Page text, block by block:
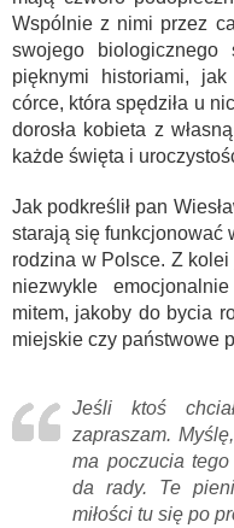
Wspólnie z nimi przez
swojego
pięknymi historiami,
córce, która spędziła u
dorosła kobieta z
każde święta i
Jak podkreślił pan
starają się funkcjonować
rodzina w Polsce. Z
niezwykle
mitem, jakoby do bycia
miejskie czy państwowe
Jeśli ktoś
zapraszam.
ma poczucia
da rady. Te
miłości tu się po